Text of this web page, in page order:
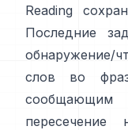
Reading
Последние
обнаружение/
слов во
сообщающим